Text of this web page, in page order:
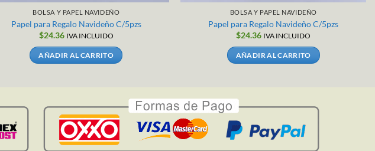
BOLSA Y PAPEL NAVIDEÑO
Papel para Regalo Navideño C/5pzs
$24.36 IVA INCLUIDO
AÑADIR AL CARRITO
BOLSA Y PAPEL NAVIDEÑO
Papel para Regalo Navideño C/5pzs
$24.36 IVA INCLUIDO
AÑADIR AL CARRITO